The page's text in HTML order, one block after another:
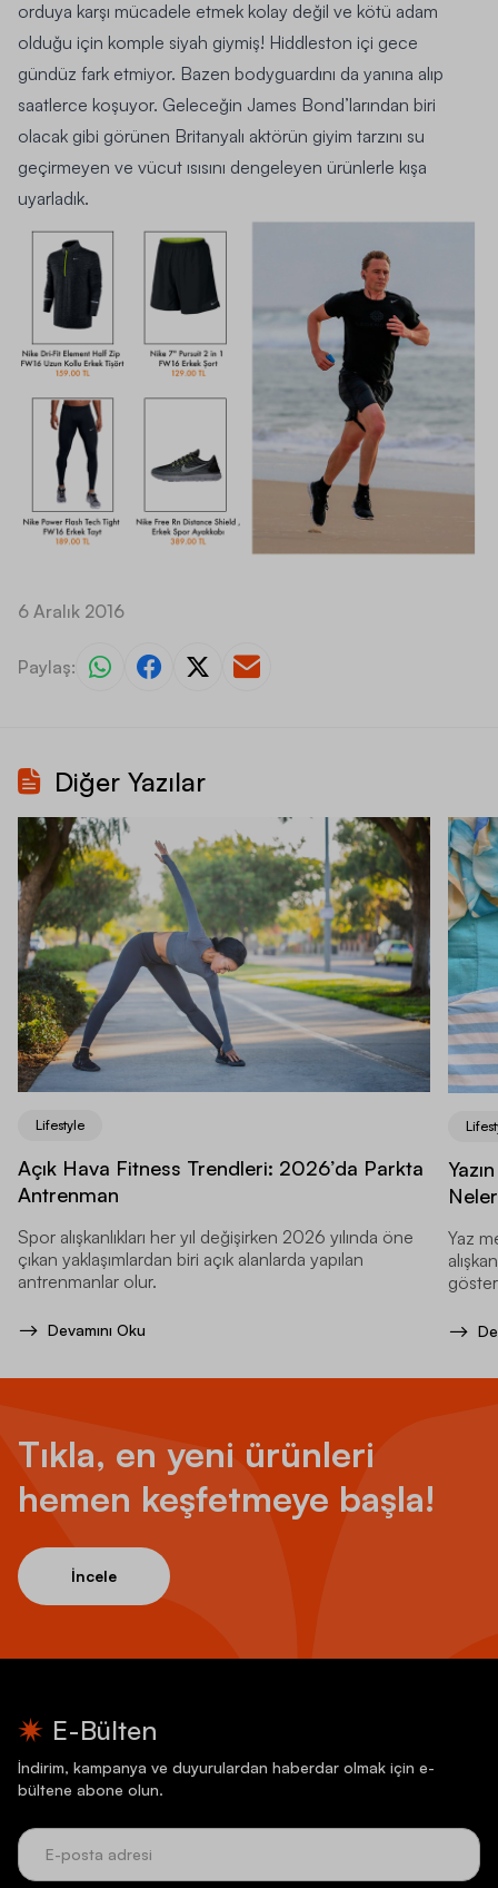
orduya karşı mücadele etmek kolay değil ve kötü adam
olduğu için komple siyah giymiş! Hiddleston içi gece
gündüz fark etmiyor. Bazen bodyguardını da yanına alıp
saatlerce koşuyor. Geleceğin James Bond’larından biri
olacak gibi görünen Britanyalı aktörün giyim tarzını su
geçirmeyen ve vücut ısısını dengeleyen ürünlerle kışa
uyarladık.
6 Aralık 2016
Paylaş:
Diğer Yazılar
Lifestyle
Açık Hava Fitness Trendleri: 2026’da Parkta
Antrenman
Spor alışkanlıkları her yıl değişirken 2026 yılında öne
çıkan yaklaşımlardan biri açık alanlarda yapılan
antrenmanlar olur.
Devamını Oku
Yaz
Tıkla, en yeni ürünleri
hemen keşfetmeye başla!
İncele
E-Bülten
İndirim, kampanya ve duyurulardan haberdar olmak için e-
bültene abone olun.